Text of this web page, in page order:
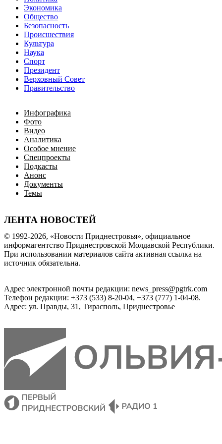
Экономика
Общество
Безопасность
Происшествия
Культура
Наука
Спорт
Президент
Верховный Совет
Правительство
Инфографика
Фото
Видео
Аналитика
Особое мнение
Спецпроекты
Подкасты
Анонс
Документы
Темы
ЛЕНТА НОВОСТЕЙ
© 1992-2026, «Новости Приднестровья», официальное
информагентство Приднестровской Молдавской Республики.
При использовании материалов сайта активная ссылка на
источник обязательна.
Адрес электронной почты редакции: news_press@pgtrk.com
Телефон редакции: +373 (533) 8-20-04, +373 (777) 1-04-08.
Адрес: ул. Правды, 31, Тирасполь, Приднестровье